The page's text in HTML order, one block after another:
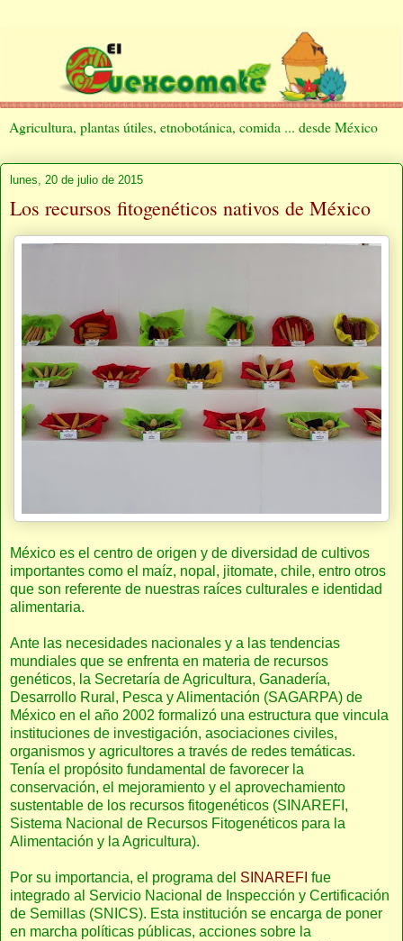
Agricultura, plantas útiles, etnobotánica, comida ... desde México
lunes, 20 de julio de 2015
Los recursos fitogenéticos nativos de México
México es el centro de origen y de diversidad de cultivos
importantes como el maíz, nopal, jitomate, chile, entro otros
que son referente de nuestras raíces culturales e identidad
alimentaria.
Ante las necesidades nacionales y a las tendencias
mundiales que se enfrenta en materia de recursos
genéticos, la Secretaría de Agricultura, Ganadería,
Desarrollo Rural, Pesca y Alimentación (SAGARPA) de
México en el año 2002 formalizó una estructura que vincula
instituciones de investigación, asociaciones civiles,
organismos y agricultores a través de redes temáticas.
Tenía el propósito fundamental de favorecer la
conservación, el mejoramiento y el aprovechamiento
sustentable de los recursos fitogenéticos (SINAREFI,
Sistema Nacional de Recursos Fitogenéticos para la
Alimentación y la Agricultura).
Por su importancia, el programa del SINAREFI fue
integrado al Servicio Nacional de Inspección y Certificación
de Semillas (SNICS). Esta institución se encarga de poner
en marcha políticas públicas, acciones sobre la